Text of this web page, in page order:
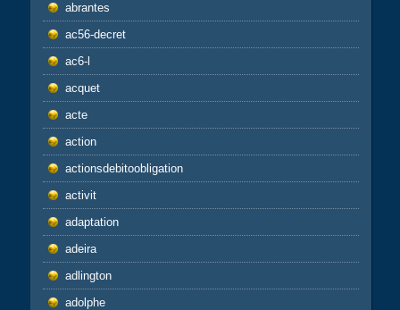
abrantes
ac56-decret
ac6-l
acquet
acte
action
actionsdebitoobligation
activit
adaptation
adeira
adlington
adolphe